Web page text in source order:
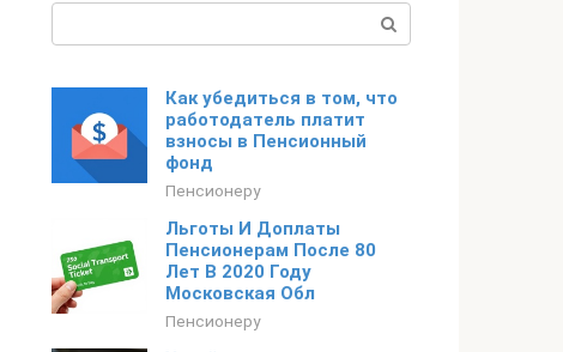
Как убедиться в том, что
работодатель платит
взносы в Пенсионный
фонд
Пенсионеру
Льготы И Доплаты
Пенсионерам После 80
Лет В 2020 Году
Московская Обл
Пенсионеру